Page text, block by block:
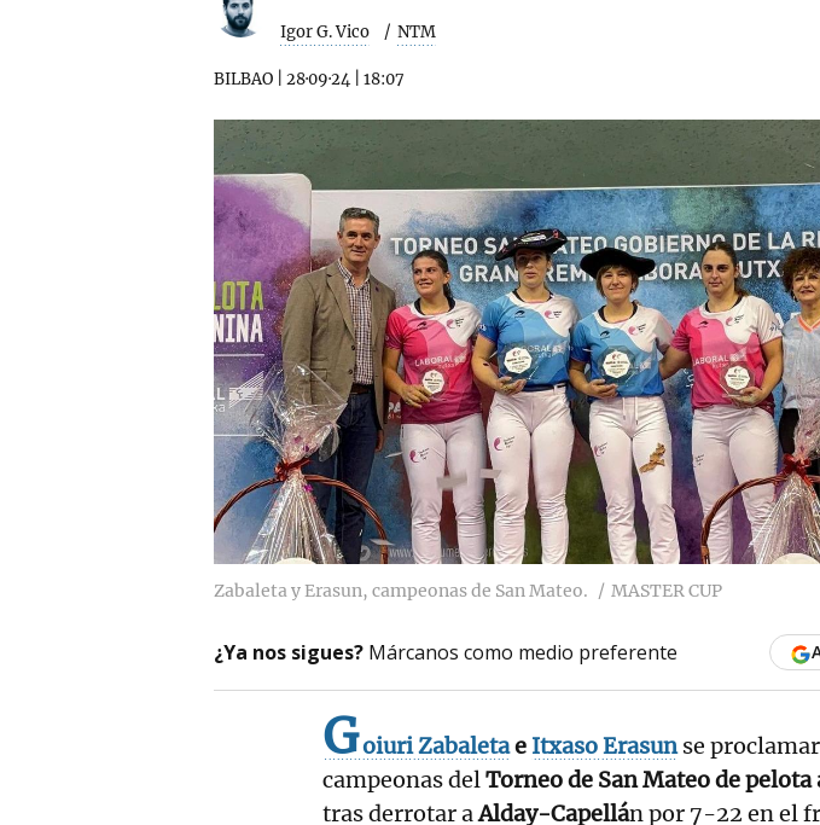
Igor G. Vico NTM
BILBAO 28·09·24 18:07
Zabaleta y Erasun, campeonas de San Mateo. MASTER CUP
¿Ya nos sigues? Márcanos como medio preferente
Goiuri Zabaletae Itxaso Erasun se
campeonas delTorneo de San Mateo de
tras derrotar aAlday-Capellán por 7-22 en el